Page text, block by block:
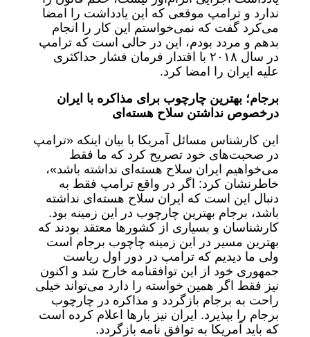
ندارد و ترامپ موقعی که این یادداشت را امضا
می‌کرد گفت که نمی‌خواستم این کار را انجام
بدهم و مردد بودم، این در حالی است که ترامپ
در سال ۲۰۱۸ با اقتدار فرمان فشار حداکثری
علیه ایران را امضا کرد.
برجام؛ بهترین چارچوب برای مذاکره با ایران
درخصوص نداشتن سلاح هسته‌ای
این کارشناس مسائل آمریکا با بیان اینکه «ترامپ
در صحبت‌های خود تصریح کرد که ما فقط
می‌خواهیم ایران سلاح هسته‌ای نداشته باشد»،
خاطرنشان کرد: اگر در واقع ترامپ فقط به
دنبال این است که ایران سلاح هسته‌ای نداشته
باشد، برجام بهترین چارچوب در این زمینه بود.
کارشناسان و بسیاری از کشورها معتقد بودند که
بهترین مسیر در این زمینه چاچوب برجام است
ولی ما دیدیم که ترامپ در دور اول ریاست
جمهوری خود از این توافقنامه خارج شد و اکنون
نیز فقط اگر همین خواسته را دارد می‌تواند خیلی
راحت به برجام بازگردد و مذاکره در چارچوب
برجام را بپذیرد. ایران نیز بارها اعلام کرده است
که باید آمریکا به توافق نامه بازگردد.